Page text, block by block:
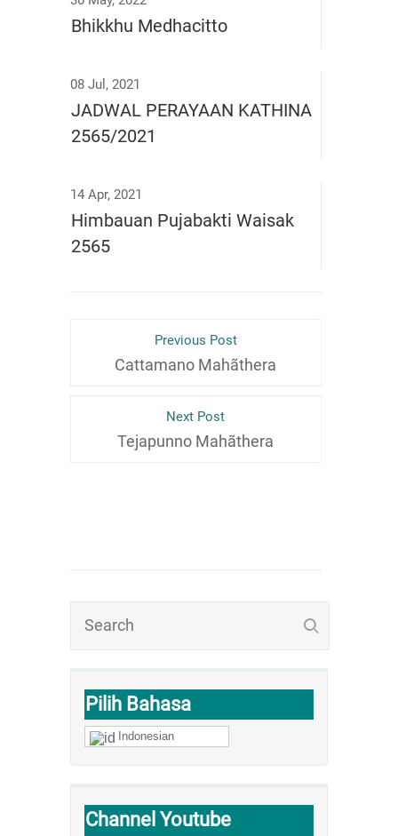
Pilih Bahasa
Indonesian
Channel Youtube
Bhikkhu Medhacitto
08 Jul, 2021
JADWAL PERAYAAN KATHINA
2565/2021
14 Apr, 2021
Himbauan Pujabakti Waisak
2565
Previous Post
Cattamano Mahãthera
Next Post
Tejapunno Mahãthera